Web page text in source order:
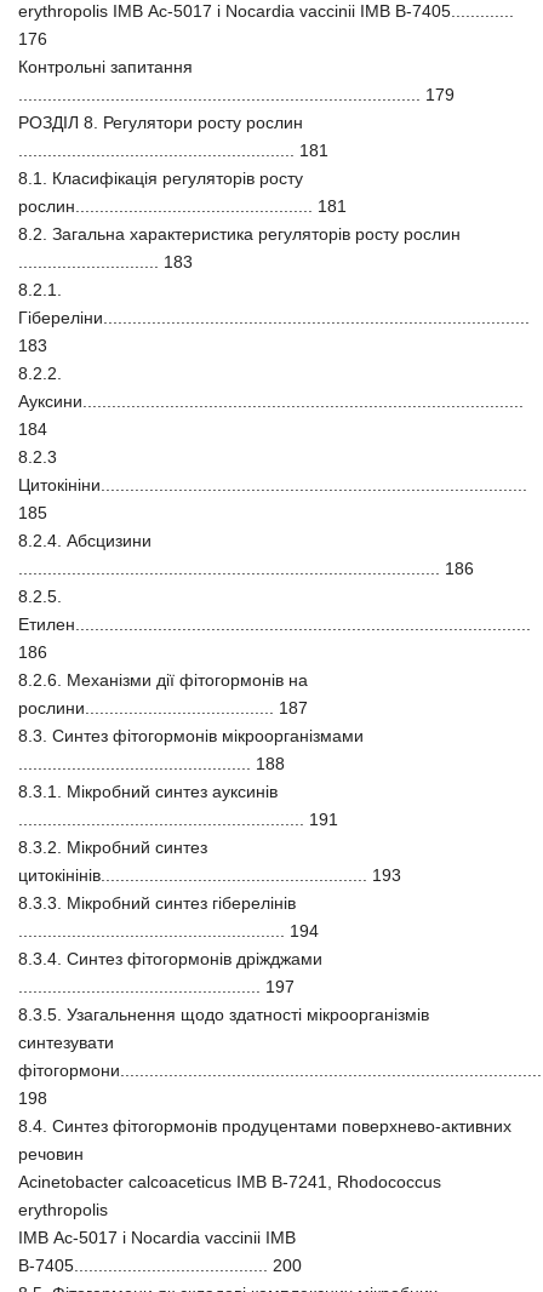
erythropolis ІМВ Aс-5017 і Nocardia vaccinii ІМВ В-7405.............
176
Контрольні запитання
................................................................................... 179
РОЗДІЛ 8. Регулятори росту рослин
......................................................... 181
8.1. Класифікація регуляторів росту
рослин................................................. 181
8.2. Загальна характеристика регуляторів росту рослин
............................. 183
8.2.1.
Гібереліни........................................................................................
183
8.2.2.
Ауксини...........................................................................................
184
8.2.3
Цитокініни........................................................................................
185
8.2.4. Абсцизини
....................................................................................... 186
8.2.5.
Етилен..............................................................................................
186
8.2.6. Механізми дії фітогормонів на
рослини....................................... 187
8.3. Синтез фітогормонів мікроорганізмами
................................................ 188
8.3.1. Мікробний синтез ауксинів
........................................................... 191
8.3.2. Мікробний синтез
цитокінінів....................................................... 193
8.3.3. Мікробний синтез гіберелінів
....................................................... 194
8.3.4. Синтез фітогормонів дріжджами
.................................................. 197
8.3.5. Узагальнення щодо здатності мікроорганізмів
синтезувати
фітогормони.......................................................................................
198
8.4. Синтез фітогормонів продуцентами поверхнево-активних
речовин
Acinetobacter calcoaceticus ІМВ В-7241, Rhodococcus
erythropolis
ІМВ Aс-5017 і Nocardia vaccinii ІМВ
В-7405........................................ 200